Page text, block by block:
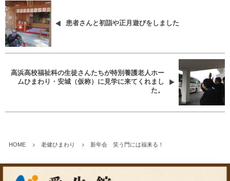
患者さんと初詣や正月遊びをしました
高浜高校福祉科の生徒さんたちが特別養護老人ホー
ムひまわり・安城（仮称）に見学に来てくれまし
た。
HOME 老健ひまわり 新年会 笑う門には福来る！